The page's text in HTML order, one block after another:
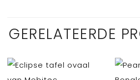
GERELATEERDE